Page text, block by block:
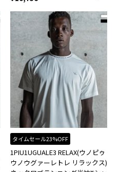
タイムセール23%OFF
1PIU1UGUALE3 RELAX(ウノピゥ
ウノウグァーレトレ リラックス)